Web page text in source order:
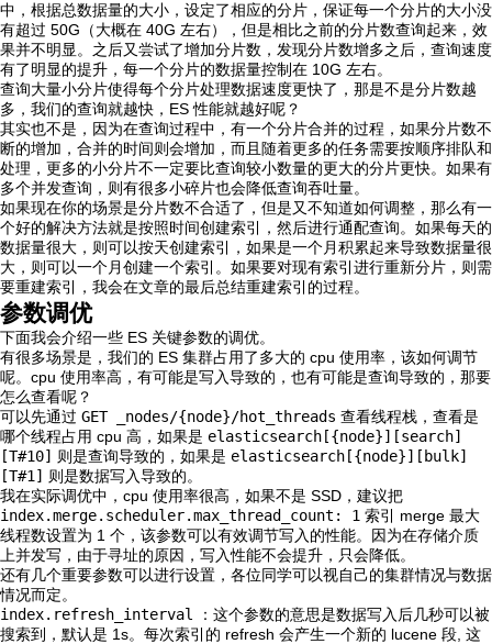
中，根据总数据量的大小，设定了相应的分片，保证每一个分片的大小没
有超过 50G（大概在 40G 左右），但是相比之前的分片数查询起来，效
果并不明显。之后又尝试了增加分片数，发现分片数增多之后，查询速度
有了明显的提升，每一个分片的数据量控制在 10G 左右。
查询大量小分片使得每个分片处理数据速度更快了，那是不是分片数越
多，我们的查询就越快，ES 性能就越好呢？
其实也不是，因为在查询过程中，有一个分片合并的过程，如果分片数不
断的增加，合并的时间则会增加，而且随着更多的任务需要按顺序排队和
处理，更多的小分片不一定要比查询较小数量的更大的分片更快。如果有
多个并发查询，则有很多小碎片也会降低查询吞吐量。
如果现在你的场景是分片数不合适了，但是又不知道如何调整，那么有一
个好的解决方法就是按照时间创建索引，然后进行通配查询。如果每天的
数据量很大，则可以按天创建索引，如果是一个月积累起来导致数据量很
大，则可以一个月创建一个索引。如果要对现有索引进行重新分片，则需
要重建索引，我会在文章的最后总结重建索引的过程。
参数调优
下面我会介绍一些 ES 关键参数的调优。
有很多场景是，我们的 ES 集群占用了多大的 cpu 使用率，该如何调节
呢。cpu 使用率高，有可能是写入导致的，也有可能是查询导致的，那要
怎么查看呢？
可以先通过 GET _nodes/{node}/hot_threads 查看线程栈，查看是
哪个线程占用 cpu 高，如果是 elasticsearch[{node}][search]
[T#10] 则是查询导致的，如果是 elasticsearch[{node}][bulk]
[T#1] 则是数据写入导致的。
我在实际调优中，cpu 使用率很高，如果不是 SSD，建议把
index.merge.scheduler.max_thread_count: 1 索引 merge 最大
线程数设置为 1 个，该参数可以有效调节写入的性能。因为在存储介质
上并发写，由于寻址的原因，写入性能不会提升，只会降低。
还有几个重要参数可以进行设置，各位同学可以视自己的集群情况与数据
情况而定。
index.refresh_interval
：这个参数的意思是数据写入后几秒可以被
搜索到，默认是 1s。每次索引的 refresh 会产生一个新的 lucene 段, 这